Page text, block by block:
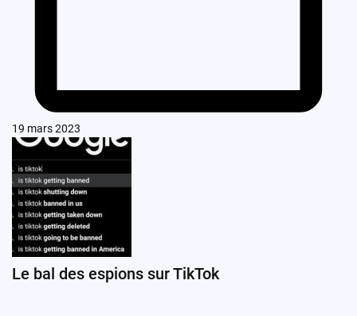
19 mars 2023
Le bal des espions sur TikTok